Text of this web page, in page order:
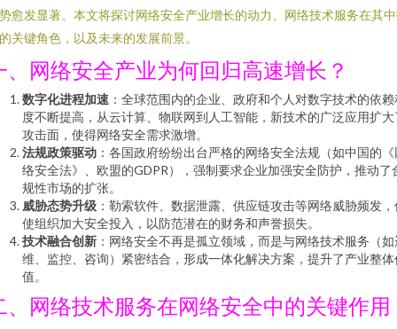
愈发显著。本文将探讨网络安全产业增长的动力、网络技术服务在其
关键角色，以及未来的发展前景。
、网络安全产业为何回归高速增长？
数字化进程加速 ：全球范围内的企业、政府和个人对数字技术的依赖
度不断提高，从云计算、物联网到人工智能，新技术的广泛应用扩大
攻击面，使得网络安全需求激增。
法规政策驱动 ：各国政府纷纷出台严格的网络安全法规（如中国的《
络安全法》、欧盟的GDPR），强制要求企业加强安全防护，推动了
规性市场的扩张。
威胁态势升级 ：勒索软件、数据泄露、供应链攻击等网络威胁频发，
使组织加大安全投入，以防范潜在的财务和声誉损失。
技术融合创新 ：网络安全不再是孤立领域，而是与网络技术服务（如
维、监控、咨询）紧密结合，形成一体化解决方案，提升了产业整体
值。
、网络技术服务在网络安全中的关键作用